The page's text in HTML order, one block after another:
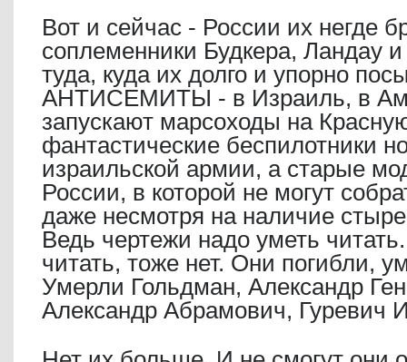
Вот и сейчас - России их негде
соплеменники Будкера, Ландау
туда, куда их долго и упорно
АНТИСЕМИТЫ - в Израиль, в
запускают марсоходы на
фантастические беспилотники
израильской армии, а старые
России, в которой не могут
даже несмотря на наличие
Ведь чертежи надо уметь
читать, тоже нет. Они погибли,
Умерли Гольдман, Александр
Александр Абрамович, Гуревич